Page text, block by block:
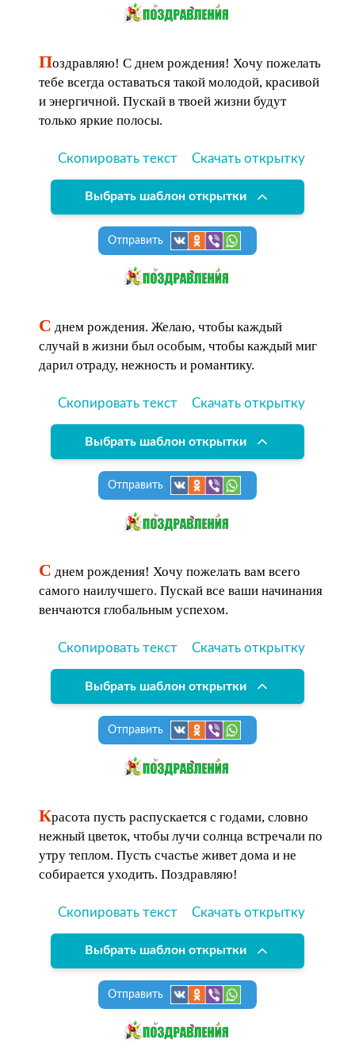
Поздравляю! С днем рождения! Хочу пожелать
тебе всегда оставаться такой молодой, красивой
и энергичной. Пускай в твоей жизни будут
только яркие полосы.
Скопировать текст Скачать открытку
Выбрать шаблон открытки
Отправить
С днем рождения. Желаю, чтобы каждый
случай в жизни был особым, чтобы каждый миг
дарил отраду, нежность и романтику.
Скопировать текст Скачать открытку
Выбрать шаблон открытки
Отправить
С днем рождения! Хочу пожелать вам всего
самого наилучшего. Пускай все ваши начинания
венчаются глобальным успехом.
Скопировать текст Скачать открытку
Выбрать шаблон открытки
Отправить
Красота пусть распускается с годами, словно
нежный цветок, чтобы лучи солнца встречали по
утру теплом. Пусть счастье живет дома и не
собирается уходить. Поздравляю!
Скопировать текст Скачать открытку
Выбрать шаблон открытки
Отправить